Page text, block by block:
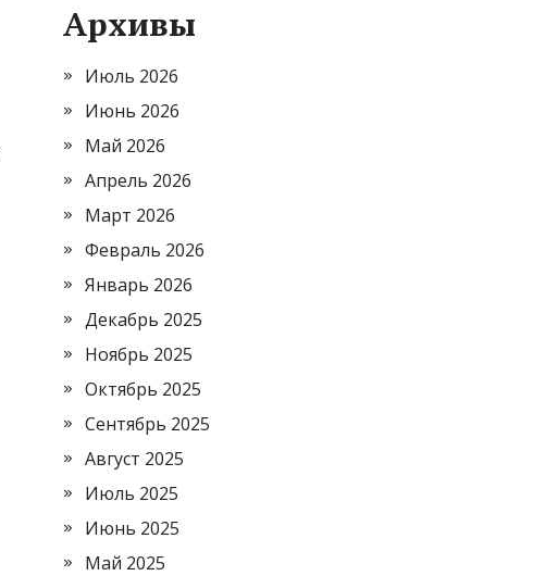
Архивы
Июль 2026
Июнь 2026
Май 2026
Апрель 2026
Март 2026
Февраль 2026
Январь 2026
Декабрь 2025
Ноябрь 2025
Октябрь 2025
Сентябрь 2025
Август 2025
Июль 2025
Июнь 2025
Май 2025